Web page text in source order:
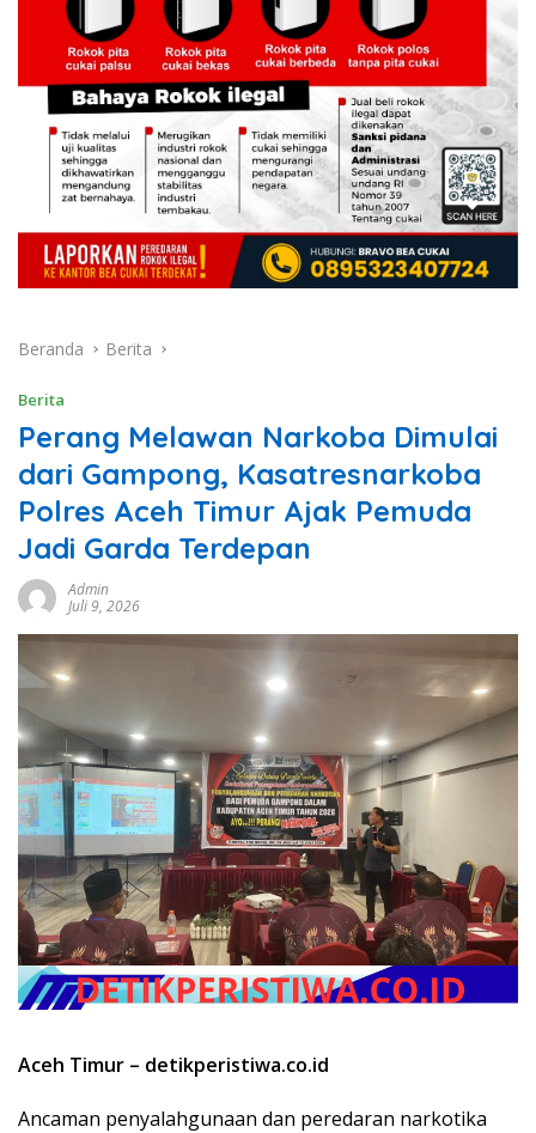
Beranda Berita
Berita
Perang Melawan Narkoba Dimulai
dari Gampong, Kasatresnarkoba
Polres Aceh Timur Ajak Pemuda
Jadi Garda Terdepan
Admin
Juli 9, 2026
Aceh Timur – detikperistiwa.co.id
Ancaman penyalahgunaan dan peredaran narkotika